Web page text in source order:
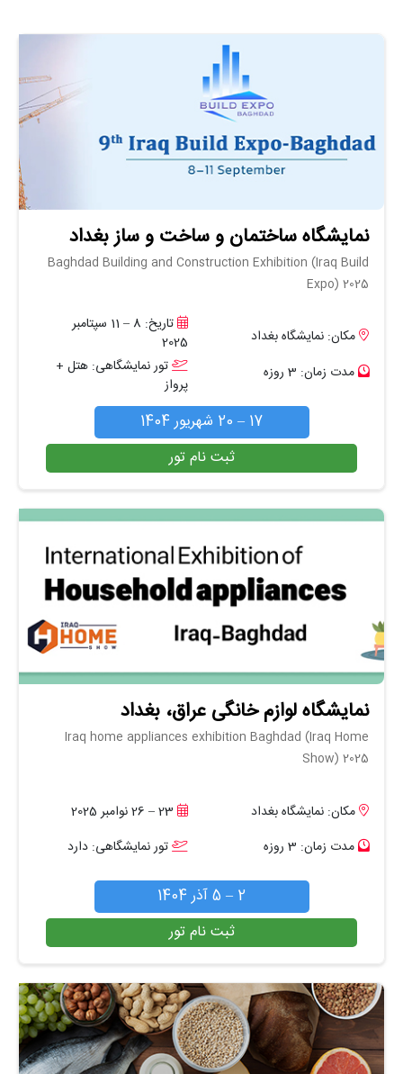
نمایشگاه ساختمان و ساخت و ساز بغداد
Baghdad Building and Construction Exhibition (Iraq Build
Expo) 2025
مکان: نمایشگاه بغداد
مدت زمان: 3 روزه
تاریخ: 8 – 11 سپتامبر
2025
تور نمایشگاهی: هتل +
پرواز
17 – 20 شهریور 1404
ثبت نام تور
نمایشگاه لوازم خانگی عراق، بغداد
Iraq home appliances exhibition Baghdad (Iraq Home
Show) 2025
مکان: نمایشگاه بغداد
مدت زمان: 3 روزه
تور نمایشگاهی: دارد
2 – 5 آذر 1404
ثبت نام تور